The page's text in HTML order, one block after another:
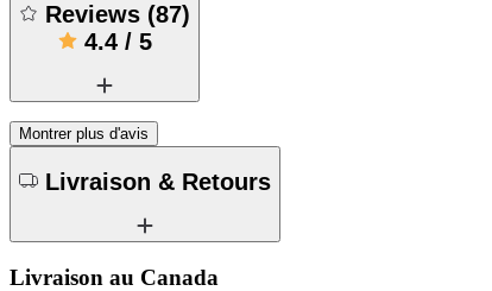
Reviews (87)
4.4/ 5
Montrer plus d'avis
Livraison & Retours
Livraison au Canada